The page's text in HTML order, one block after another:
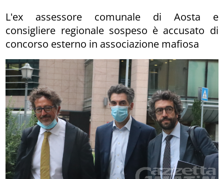
L'ex assessore comunale di Aosta e
consigliere regionale sospeso è accusato di
concorso esterno in associazione mafiosa